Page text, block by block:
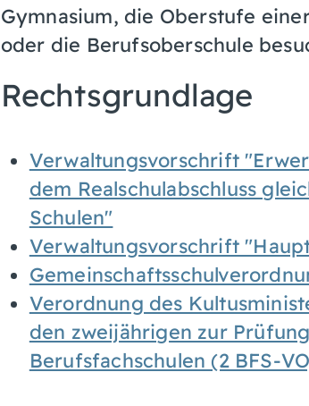
Gymnasium, die Oberstufe
oder die Berufsoberschule
Rechtsgrundlage
Verwaltungsvorschrift
dem Realschulabschluss
Schulen"
Verwaltungsvorschrift
Verordnung des
den zweijährigen zur
Berufsfachschulen (2 BFS-